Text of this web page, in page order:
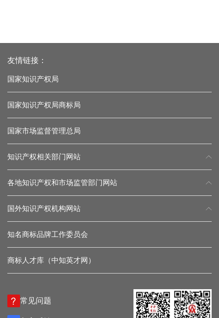
友情链接：
国家知识产权局
国家知识产权局商标局
国家市场监督管理总局
知识产权相关部门网站
各地知识产权和市场监管部门网站
国外知识产权机构网站
知名商标品牌工作委员会
商标人才库（中知英才网）
常见问题